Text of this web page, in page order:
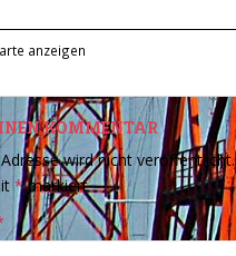
anzeigen
KOMMENTAR
wird nicht veröffentlicht.
*markiert